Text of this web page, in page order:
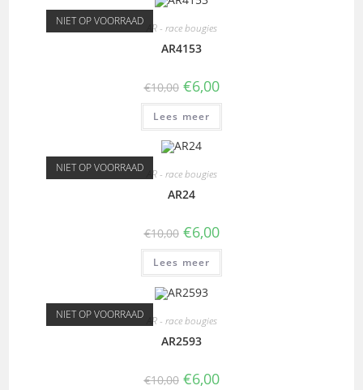
NIET OP VOORRAAD AR - race bougies
AR4153
€10,00 €6,00
Lees meer
NIET OP VOORRAAD AR - race bougies
AR24
€10,00 €6,00
Lees meer
NIET OP VOORRAAD AR - race bougies
AR2593
€10,00 €6,00